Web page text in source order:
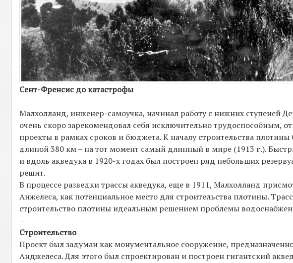
Сент-Френсис до катастрофы
-
Малхолланд, инженер-самоучка, начинал работу с нижних ступеней
очень скоро зарекомендовал себя исключительно трудоспособным,
проекты в рамках сроков и бюджета. К началу строительства
длиной 380 км – на тот момент самый длинный в мире (1913 г.).
и вдоль акведука в 1920-х годах был построен ряд небольших
решит.
В процессе разведки трассы акведука, еще в 1911, Малхолланд
Анжелеса, как потенциальное место для строительства плотины.
строительство плотины идеальным решением проблемы
-
Строительство
Проект был задуман как монументальное сооружение,
Анджелеса. Для этого был спроектирован и построен гигантский